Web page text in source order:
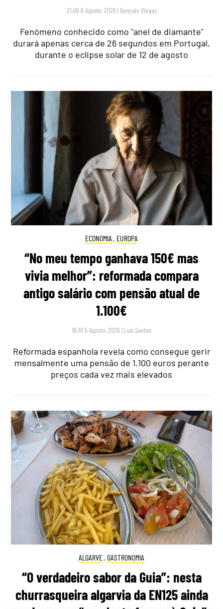
21:00 6 Agosto, 2026 | Gonçalo Viegas
Fenómeno conhecido como "anel de diamante"
durará apenas cerca de 26 segundos em Portugal,
durante o eclipse solar de 12 de agosto
ECONOMIA , EUROPA
“No meu tempo ganhava 150€ mas
vivia melhor”: reformada compara
antigo salário com pensão atual de
1.100€
16:10 5 Agosto, 2026 | Luís Santos
Reformada espanhola revela como consegue gerir
mensalmente uma pensão de 1.100 euros perante
preços cada vez mais elevados
ALGARVE, GASTRONOMIA
“O verdadeiro sabor da Guia”: nesta
churrasqueira algarvia da EN125 ainda